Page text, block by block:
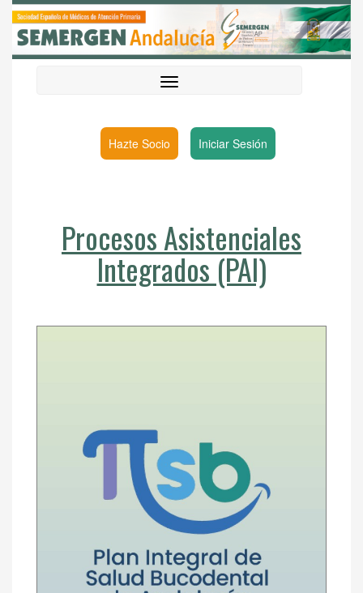
Hazte Socio Iniciar Sesión
Procesos Asistenciales
Integrados (PAI)